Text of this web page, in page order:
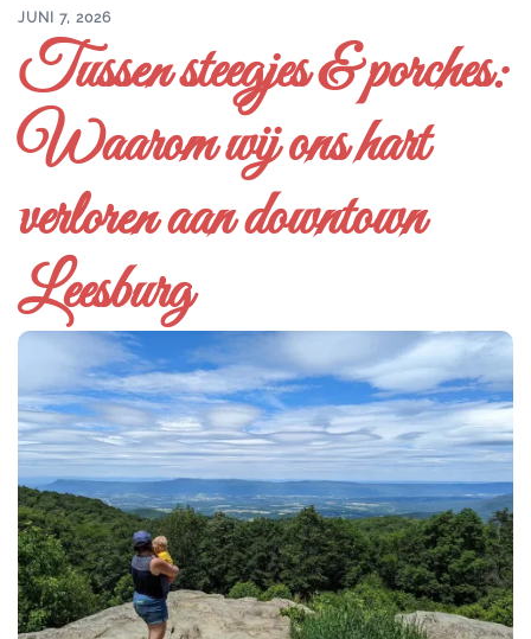
JUNI 7, 2026
Tussen steegjes & porches:
Waarom wij ons hart
verloren aan downtown
Leesburg